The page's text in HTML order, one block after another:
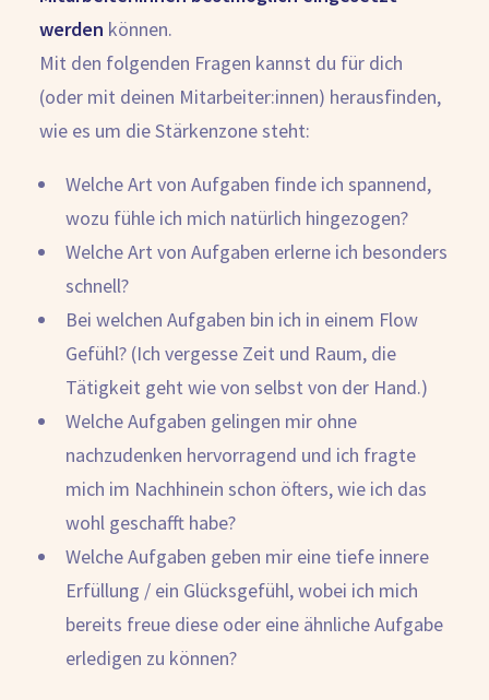
werden können.
Mit den folgenden Fragen kannst du für dich
(oder mit deinen Mitarbeiter:innen) herausfinden,
wie es um die Stärkenzone steht:
Welche Art von Aufgaben finde ich spannend,
wozu fühle ich mich natürlich hingezogen?
Welche Art von Aufgaben erlerne ich besonders
schnell?
Bei welchen Aufgaben bin ich in einem Flow
Gefühl? (Ich vergesse Zeit und Raum, die
Tätigkeit geht wie von selbst von der Hand.)
Welche Aufgaben gelingen mir ohne
nachzudenken hervorragend und ich fragte
mich im Nachhinein schon öfters, wie ich das
wohl geschafft habe?
Welche Aufgaben geben mir eine tiefe innere
Erfüllung / ein Glücksgefühl, wobei ich mich
bereits freue diese oder eine ähnliche Aufgabe
erledigen zu können?